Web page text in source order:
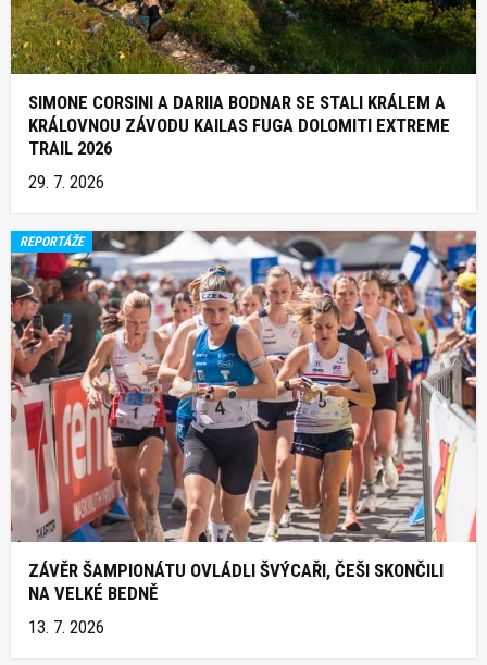
SIMONE CORSINI A DARIIA BODNAR SE STALI KRÁLEM A
KRÁLOVNOU ZÁVODU KAILAS FUGA DOLOMITI EXTREME
TRAIL 2026
29. 7. 2026
REPORTÁŽE
ZÁVĚR ŠAMPIONÁTU OVLÁDLI ŠVÝCAŘI, ČEŠI SKONČILI
NA VELKÉ BEDNĚ
13. 7. 2026